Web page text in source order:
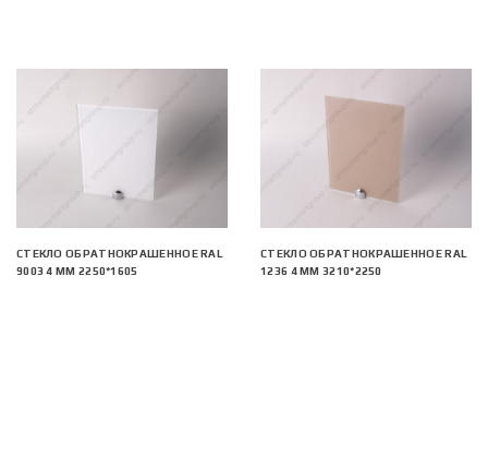
СТЕКЛО ОБРАТНОКРАШЕННОЕ RAL
9003 4 ММ 2250*1605
СТЕКЛО ОБРАТНОКРАШЕННОЕ RAL
1236 4 ММ 3210*2250